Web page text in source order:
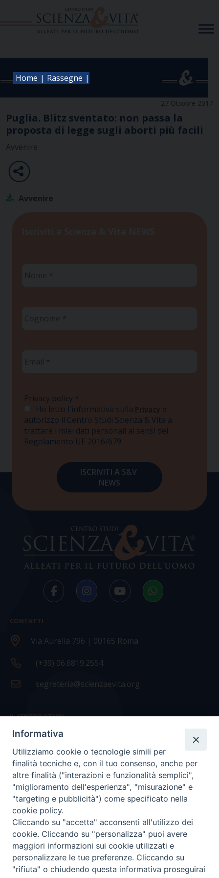
Home | Rassegne |
27 Ottobre 2017
Puglia. Blitz sventato: non passa la
proposta di legge sugli aborti più facili
Avvenire
Avvenire
Privacy policy *
Ho letto l'informativa sulla Privacy e
autorizzo il Centro Studi Scienza & Vita a
trattare i miei dati personali ai sensi del
Regolamento UE 2016/679
CONTATTI
Via Aurelia 796 | 00165 Roma
(+39) 06.6819.2554
segreteria@scienzaevita.org
IL CENTRO STUDI
La nostra storia
Statuto
Presidenza e ufficio presidenza
Consiglio scientifico
Coordinamento nazionale
COPYRIGHT Scienza & Vita - C.F96600690588- Tutti i
Informativa
Utilizziamo cookie o tecnologie simili per
finalità tecniche e, con il tuo consenso, anche per
altre finalità ("interazioni e funzionalità semplici",
"miglioramento dell'esperienza", "misurazione" e
"targeting e pubblicità") come specificato nella
cookie policy.
Cliccando su "accetta" acconsenti all'utilizzo dei
cookie. Cliccando su "personalizza" puoi avere
maggiori informazioni sui cookie utilizzati e
personalizzare le tue preferenze. Cliccando su
"rifiuta" o chiudendo questa informativa proseguirai